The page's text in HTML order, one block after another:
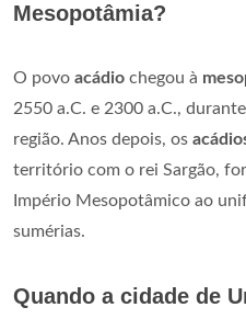
Mesopotâmia?
O povo acádio chegou à
2550 a.C. e 2300 a.C.,
região. Anos depois, os
território com o rei Sargão,
Império Mesopotâmico ao
sumérias.
Quando a cidade de